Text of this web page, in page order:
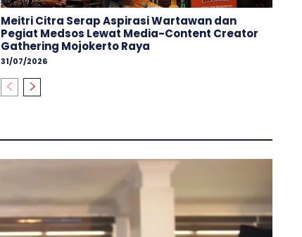
Meitri Citra Serap Aspirasi Wartawan dan
Pegiat Medsos Lewat Media-Content Creator
Gathering Mojokerto Raya
31/07/2026